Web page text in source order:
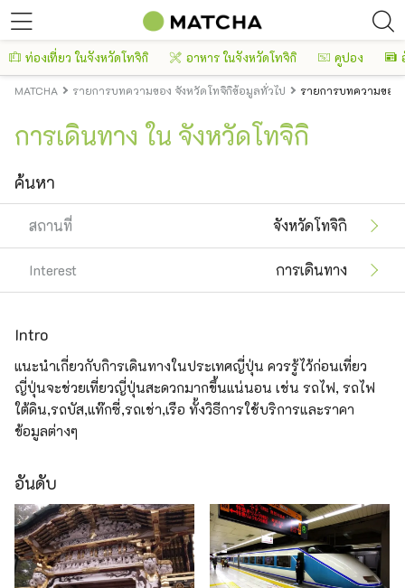
ท่องเที่ยว ในจังหวัดโทจิกิ อาหาร ในจังหวัดโทจิกิ คูปอง
MATCHA รายการบทความของ จังหวัดโทจิกิข้อมูลทั่วไป รายการบทความของ
การเดินทาง ใน จังหวัดโทจิกิ
ค้นหา
สถานที่ จังหวัดโทจิกิ
Interest การเดินทาง
Intro
แนะนำเกี่ยวกับกิารเดินทางในประเทศญี่ปุ่น ควรรู้ไว้ก่อนเที่ยว
ญี่ปุ่นจะช่วยเที่ยวญี่ปุ่นสะดวกมากขึ้นแน่นอน เช่น รถไฟ, รถไฟ
ใต้ดิน,รถบัส,แท๊กซี่,รถเช่า,เรือ ทั้งวิธีการใช้บริการและราคา
ข้อมูลต่างๆ
อันดับ